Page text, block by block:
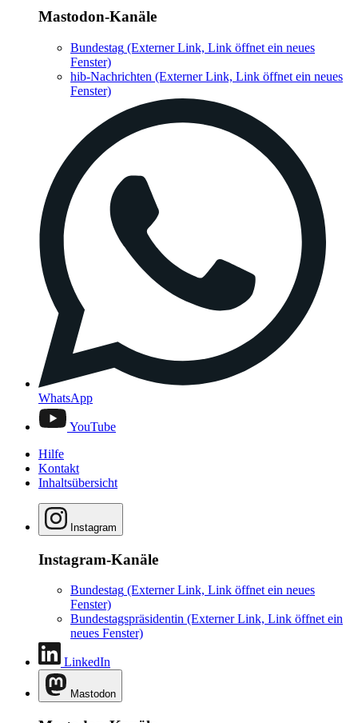
Mastodon-Kanäle
Bundestag (Externer Link, Link öffnet ein neues
Fenster)
hib-Nachrichten (Externer Link, Link öffnet ein neues
Fenster)
WhatsApp
YouTube
Hilfe
Kontakt
Inhaltsübersicht
Instagram
Instagram-Kanäle
Bundestag (Externer Link, Link öffnet ein neues
Fenster)
Bundestagspräsidentin (Externer Link, Link öffnet ein
neues Fenster)
LinkedIn
Mastodon